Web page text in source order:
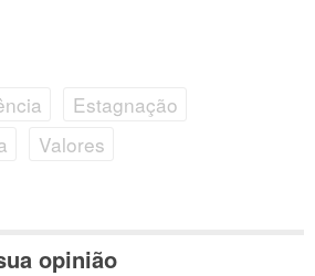
Estagnação
Valores
opinião